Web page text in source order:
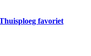
favoriet